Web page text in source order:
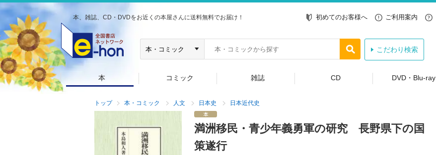
本、雑誌、CD・DVDをお近くの本屋さんに送料無料でお届け！ 初めてのお客様へ ご利用案内
こだわり検索
本 コミック 雑誌 CD DVD・Blu-ray
トップ 本・コミック 人文 日本史 日本近代史
満洲移民・青少年義勇軍の研究 長野県下の国
策遂行